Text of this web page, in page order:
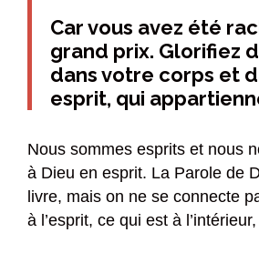
Car vous avez été
grand prix. Glorifiez
dans votre corps et
esprit, qui
Nous sommes esprits et nous
à Dieu en esprit. La Parole de
livre, mais on ne se connecte
à l’esprit, ce qui est à